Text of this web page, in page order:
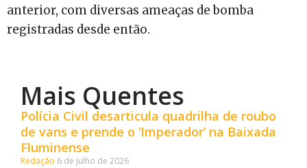
anterior, com diversas ameaças de bomba
registradas desde então.
Mais Quentes
Polícia Civil desarticula quadrilha de roubo
de vans e prende o ‘Imperador’ na Baixada
Fluminense
Redação 6 de julho de 2026